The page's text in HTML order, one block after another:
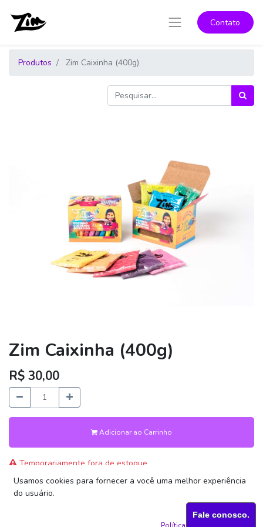
Contato
Produtos Zim Caixinha (400g)
Zim Caixinha (400g)
R$ 30,00
Adicionar ao Carrinho
Temporariamente fora de estoque
Termos e Condições
Usamos cookies para fornecer a você uma melhor experiência
do usuário.
Fale conosco.